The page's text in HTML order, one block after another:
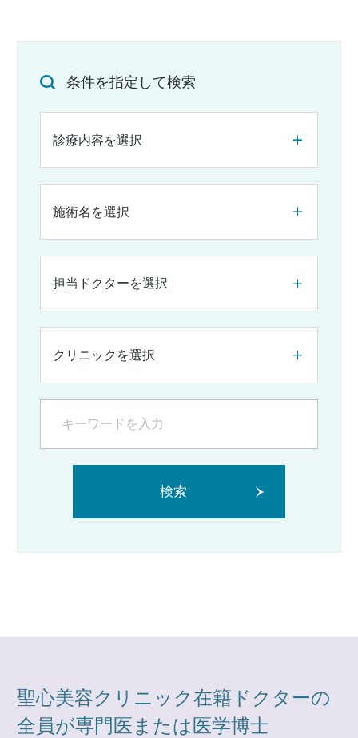
条件を指定して検索
診療内容を選択
施術名を選択
担当ドクターを選択
クリニックを選択
検索
聖心美容クリニック在籍ドクターの
全員が専門医または医学博士